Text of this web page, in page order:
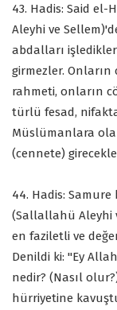
43. Hadis: Said el-
Aleyhi ve
abdalları
girmezler.
rahmeti, onların
türlü fesad,
Müslümanlara
(cennete)
44. Hadis: Samure
(Sallallahü Aleyhi
en faziletli ve
Denildi ki: "Ey
nedir? (Nasıl
hürriyetine